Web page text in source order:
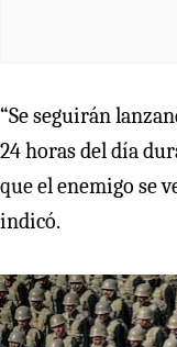
“Se seguirán
24 horas del día
que el enemigo se
indicó.